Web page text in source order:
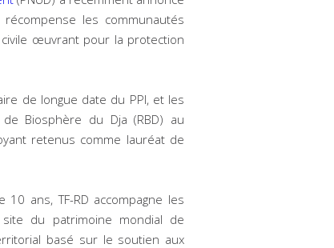
les communautés
œuvrant pour la protection
de longue date du PPI, et les
Biosphère du Dja (RBD) au
retenus comme lauréat de
ans, TF-RD accompagne les
du patrimoine mondial de
basé sur le soutien aux